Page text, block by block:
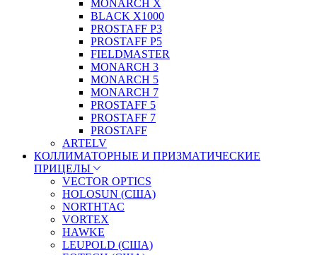
MONARCH X
BLACK X1000
PROSTAFF P3
PROSTAFF P5
FIELDMASTER
MONARCH 3
MONARCH 5
MONARCH 7
PROSTAFF 5
PROSTAFF 7
PROSTAFF
ARTELV
КОЛЛИМАТОРНЫЕ И ПРИЗМАТИЧЕСКИЕ
ПРИЦЕЛЫ
VECTOR OPTICS
HOLOSUN (США)
NORTHTAC
VORTEX
HAWKE
LEUPOLD (США)